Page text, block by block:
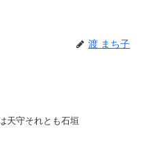
渡 まち子
天守それとも石垣